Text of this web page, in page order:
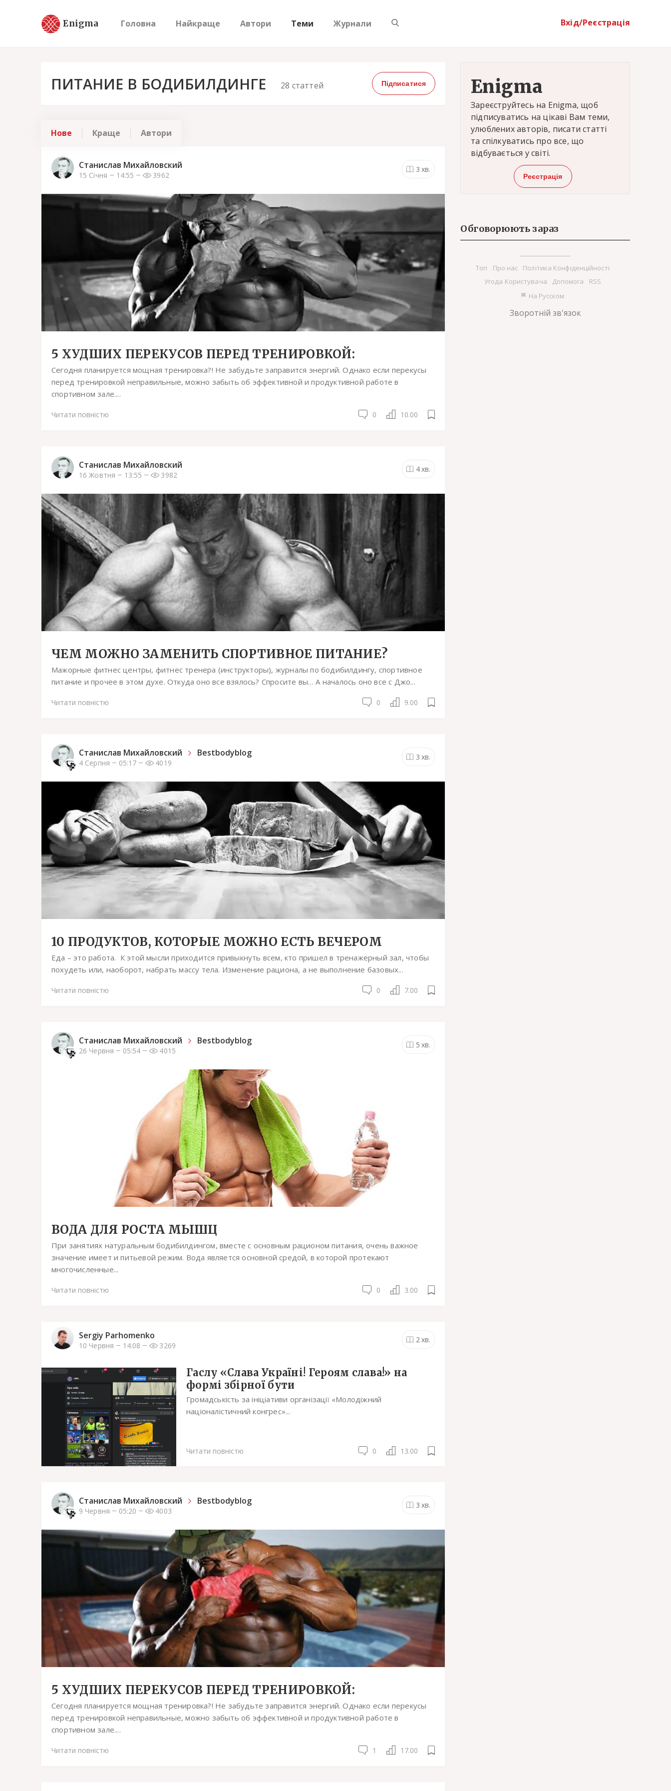
Enigma Головна Найкраще Автори Теми Журнали Вхід/Реєстрація
ПИТАНИЕ В БОДИБИЛДИНГЕ 28 статтей Підписатися
Нове Краще Автори
Станислав Михайловский
15 Січня 14:55 3962
3 хв.
5 ХУДШИХ ПЕРЕКУСОВ ПЕРЕД ТРЕНИРОВКОЙ:
Сегодня планируется мощная тренировка?! Не забудьте заправится энергий. Однако если перекусы
перед тренировкой неправильные, можно забыть об эффективной и продуктивной работе в
спортивном зале....
Читати повністю 0 10.00
Станислав Михайловский
16 Жовтня 13:55 3982
4хв.
ЧЕМ МОЖНО ЗАМЕНИТЬ СПОРТИВНОЕ ПИТАНИЕ?⁠⁠
Мажорные фитнес центры, фитнес тренера (инструкторы), журналы по бодибилдингу, спортивное
питание и прочее в этом духе. Откуда оно все взялось? Спросите вы… А началось оно все с Джо...
Читати повністю 0 9.00
Станислав Михайловский Bestbodyblog
4 Серпня 05:17 4019
3 хв.
10 ПРОДУКТОВ, КОТОРЫЕ МОЖНО ЕСТЬ ВЕЧЕРОМ
Еда – это работа. К этой мысли приходится привыкнуть всем, кто пришел в тренажерный зал, чтобы
похудеть или, наоборот, набрать массу тела. Изменение рациона, а не выполнение базовых...
Читати повністю 0 7.00
Станислав Михайловский Bestbodyblog
26 Червня 05:54 4015
5 хв.
ВОДА ДЛЯ РОСТА МЫШЦ
При занятиях натуральным бодибилдингом, вместе с основным рационом питания, очень важное
значение имеет и питьевой режим. Вода является основной средой, в которой протекают
многочисленные...
Читати повністю 0 3.00
Sergiy Parhomenko
10 Червня 14:08 3269
2 хв.
Гаслу «Слава Україні! Героям слава!» на
формі збірної бути
Громадськість за ініціативи організації «Молодіжний
націоналістичний конгрес»...
Читати повністю 0 13.00
Станислав Михайловский Bestbodyblog
9 Червня 05:20 4003
3 хв.
5 ХУДШИХ ПЕРЕКУСОВ ПЕРЕД ТРЕНИРОВКОЙ:
Сегодня планируется мощная тренировка?! Не забудьте заправится энергий. Однако если перекусы
перед тренировкой неправильные, можно забыть об эффективной и продуктивной работе в
спортивном зале....
Читати повністю 1 17.00
Enigma
Зареєструйтесь на Enigma, щоб
підписуватись на цікаві Вам теми,
улюблених авторів, писати статті
та спілкуватись про все, що
відбувається у світі.
Реєстрація
Обговорюють зараз
Tоп Про нас
Політика Конфіденційності
Угода Користувача
Допомога
RSS
На Русском
Зворотній зв'язок